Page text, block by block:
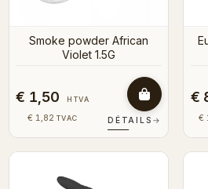
Smoke powder African
Violet 1.5G
€ 1,50 HTVA
€ 1,82 TVAC DÉTAILS →
€
€